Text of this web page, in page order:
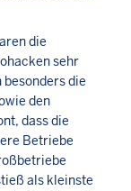
die
sehr
die
den
dass die
Betriebe
als kleinste